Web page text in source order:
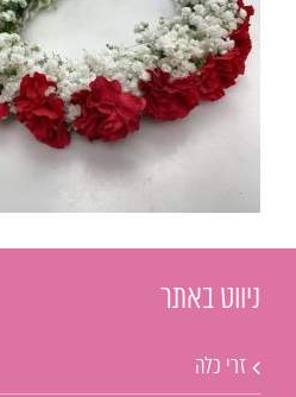
ניווט באתר
זרי כלה